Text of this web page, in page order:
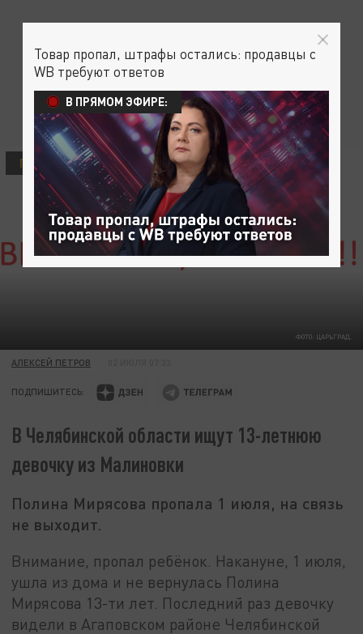
ФОТО: ЦАРЬГРАД.
ПРОИСШЕСТВИЯ
АЛЕКСЕЙ ПЕТРОВ
ПОДПИШИТЕСЬ:
В Челябинской области ищут 13-летнюю
девочку из Малиновки
Полина Мирясова пропала 1 июля, на связь
не выходит.
Внимание, пропал ребёнок. Накануне, 1 июля,
ушла из дома и не вернулась Полина
Мирясова 13-ти лет. Последний раз девочку
видели в Агаповском районе Челябинской
Товар пропал, штрафы остались: продавцы с
WB требуют ответов
В ПРЯМОМ ЭФИРЕ: